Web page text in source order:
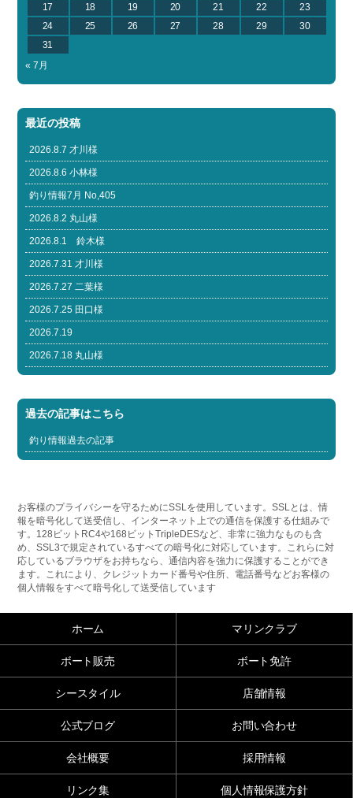
17
18 19 20 21 22
23
24
25 26 27 28 29
30
31
« 7月
最近の投稿
2026.8.7 才川様
2026.8.6 小林様
釣り情報7月 No,405
2026.8.2 丸山様
2026.8.1 鈴木様
2026.7.31 才川様
2026.7.27 二葉様
2026.7.25 田口様
2026.7.19
2026.7.18 丸山様
過去の記事はこちら
釣り情報過去の記事
お客様のプライバシーを守るためにSSLを使用しています。SSLとは、情
報を暗号化して送受信し、インターネット上での通信を保護する仕組みで
す。128ビットRC4や168ビットTripleDESなど、非常に強力なものも含
め、SSL3で規定されているすべての暗号化に対応しています。これらに対
応しているブラウザをお持ちなら、通信内容を強力に保護することができ
ます。これにより、クレジットカード番号や住所、電話番号などお客様の
個人情報をすべて暗号化して送受信しています
ホーム マリンクラブ
ボート販売 ボート免許
シースタイル 店舗情報
公式ブログ お問い合わせ
会社概要 採用情報
リンク集 個人情報保護方針